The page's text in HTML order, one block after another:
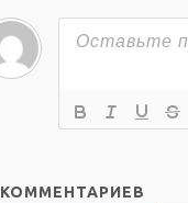
КОММЕНТАРИЕВ